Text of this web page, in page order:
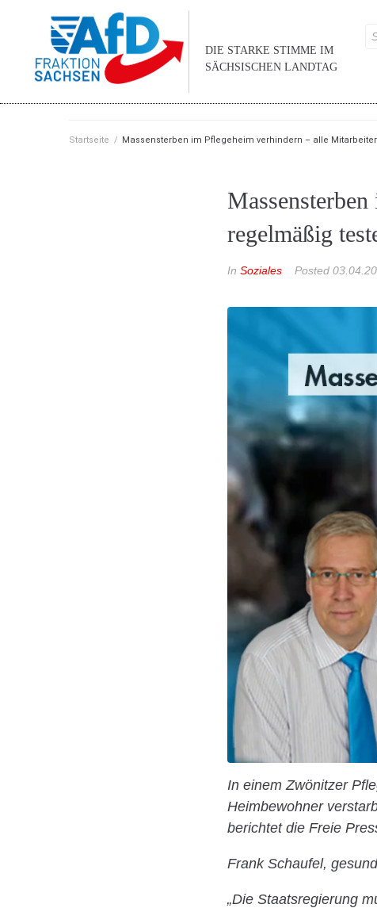
DIE STARKE STIMME IM
SÄCHSISCHEN LANDTAG
Startseite / Massensterben im Pflegeheim verhindern – alle
regelmäßig
In Soziales Posted
In einem Zwönitzer
Heimbewohner
berichtet die Freie
Frank Schaufel,
„Die Staatsregierung